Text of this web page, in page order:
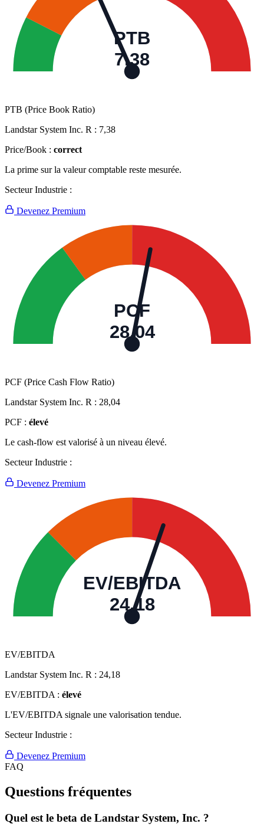
PTB
7,38
PTB (Price Book Ratio)
Landstar System Inc. R : 7,38
Price/Book : correct
La prime sur la valeur comptable reste mesurée.
Secteur Industrie :
Devenez Premium
PCF
28,04
PCF (Price Cash Flow Ratio)
Landstar System Inc. R : 28,04
PCF : élevé
Le cash-flow est valorisé à un niveau élevé.
Secteur Industrie :
Devenez Premium
EV/EBITDA
24,18
EV/EBITDA
Landstar System Inc. R : 24,18
EV/EBITDA : élevé
L'EV/EBITDA signale une valorisation tendue.
Secteur Industrie :
Devenez Premium
FAQ
Questions fréquentes
Quel est le beta de Landstar System, Inc. ?